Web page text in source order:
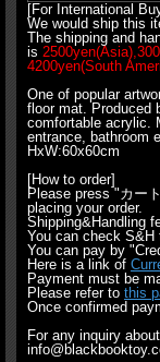
[For International
We would ship this
The shipping and
is
4200yen(South
One of popular
floor mat. Produced
comfortable acrylic.
entrance, bathroom
HxW:60x60cm
[How to order]
Please press "カー
placing your order.
Shipping&Handling
You can check S&H
You can pay by
Here is a link of
Payment must be
Please refer to this
Once confirmed
For any inquiry